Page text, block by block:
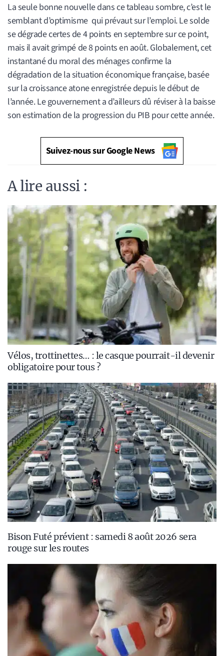
La seule bonne nouvelle dans ce tableau sombre, c’est le
semblant d’optimisme qui prévaut sur l’emploi. Le solde
se dégrade certes de 4 points en septembre sur ce point,
mais il avait grimpé de 8 points en août. Globalement, cet
instantané du moral des ménages confirme la
dégradation de la situation économique française, basée
sur la croissance atone enregistrée depuis le début de
l’année. Le gouvernement a d’ailleurs dû réviser à la baisse
son estimation de la progression du PIB pour cette année.
Suivez-nous sur Google News
A lire aussi :
Vélos, trottinettes… : le casque pourrait-il devenir
obligatoire pour tous ?
Bison Futé prévient : samedi 8 août 2026 sera
rouge sur les routes